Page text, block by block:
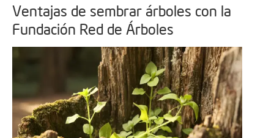
Ventajas de sembrar árboles con la
Fundación Red de Árboles